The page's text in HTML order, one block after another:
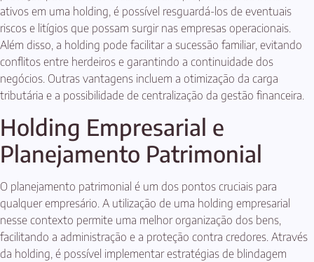
ativos em uma holding, é possível resguardá-los de eventuais
riscos e litígios que possam surgir nas empresas operacionais.
Além disso, a holding pode facilitar a sucessão familiar, evitando
conflitos entre herdeiros e garantindo a continuidade dos
negócios. Outras vantagens incluem a otimização da carga
tributária e a possibilidade de centralização da gestão financeira.
Holding Empresarial e
Planejamento Patrimonial
O planejamento patrimonial é um dos pontos cruciais para
qualquer empresário. A utilização de uma holding empresarial
nesse contexto permite uma melhor organização dos bens,
facilitando a administração e a proteção contra credores. Através
da holding, é possível implementar estratégias de blindagem